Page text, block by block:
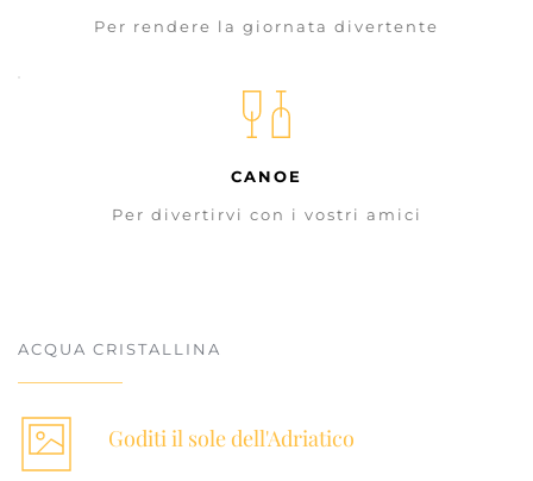
Per rendere la giornata divertente
CANOE
Per divertirvi con i vostri amici
ACQUA CRISTALLINA
Goditi il sole dell'Adriatico